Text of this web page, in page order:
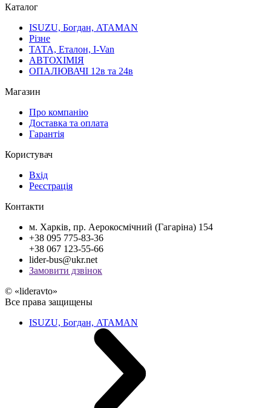
Каталог
ISUZU, Богдан, ATAMAN
Різне
ТАТА, Еталон, I-Van
АВТОХІМІЯ
ОПАЛЮВАЧІ 12в та 24в
Магазин
Про компанію
Доставка та оплата
Гарантія
Користувач
Вхід
Реєстрація
Контакти
м. Харків, пр. Аерокосмічний (Гагаріна) 154
+38 095 775-83-36
+38 067 123-55-66
lider-bus@ukr.net
Замовити дзвінок
© «lideravto»
Все права защищены
ISUZU, Богдан, ATAMAN